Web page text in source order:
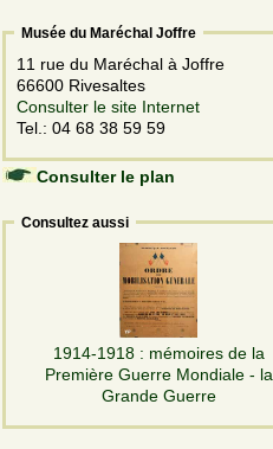
Musée du Maréchal Joffre
11 rue du Maréchal à Joffre
66600 Rivesaltes
Consulter le site Internet
Tel.: 04 68 38 59 59
Consulter le plan
Consultez aussi
1914-1918 : mémoires de la
Première Guerre Mondiale - la
Grande Guerre